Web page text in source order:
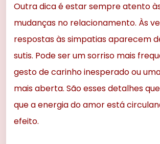
Outra dica é estar sempre atento
mudanças no relacionamento. Às
respostas às simpatias aparecem
sutis. Pode ser um sorriso mais
gesto de carinho inesperado ou
mais aberta. São esses detalhes
que a energia do amor está
efeito.